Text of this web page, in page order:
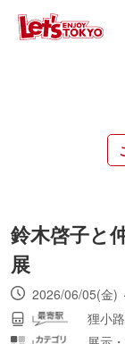
鈴木啓子と
展
2026/06/05(金)
狸小